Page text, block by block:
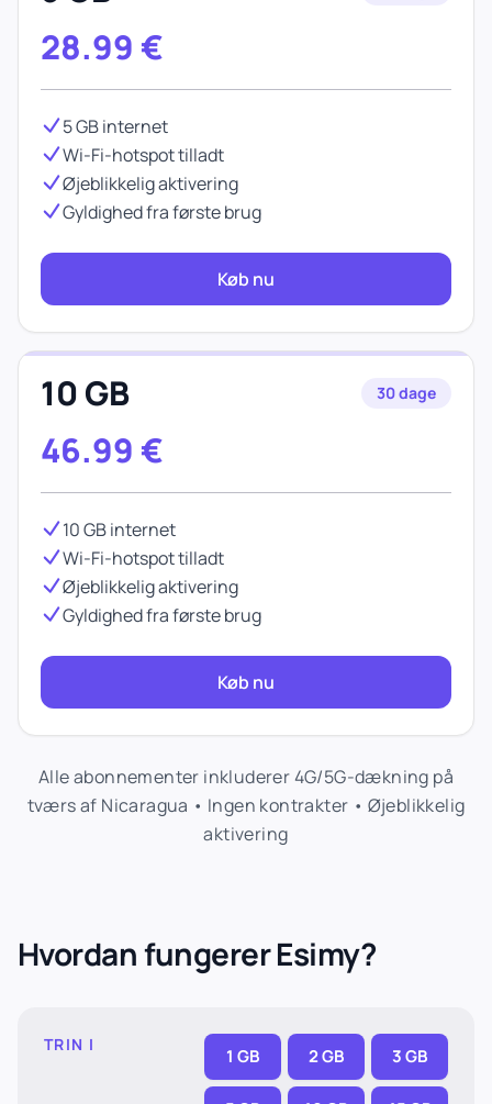
28.99 €
5 GB internet
Wi-Fi-hotspot tilladt
Øjeblikkelig aktivering
Gyldighed fra første brug
Køb nu
10 GB 30 dage
46.99 €
10 GB internet
Wi-Fi-hotspot tilladt
Øjeblikkelig aktivering
Gyldighed fra første brug
Køb nu
Alle abonnementer inkluderer 4G/5G-dækning på
tværs af Nicaragua • Ingen kontrakter • Øjeblikkelig
aktivering
Hvordan fungerer Esimy?
TRIN I
1 GB 2 GB 3 GB